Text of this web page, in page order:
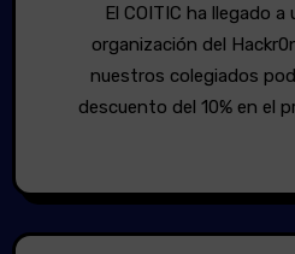
El COITIC ha llegado a un acuerdo con la
organización del
nuestros colegiados
descuento del 10% en el